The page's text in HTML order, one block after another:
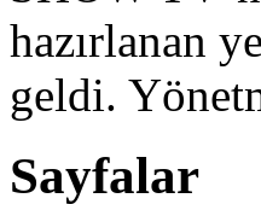
hazırlanan
geldi.
Sayfalar